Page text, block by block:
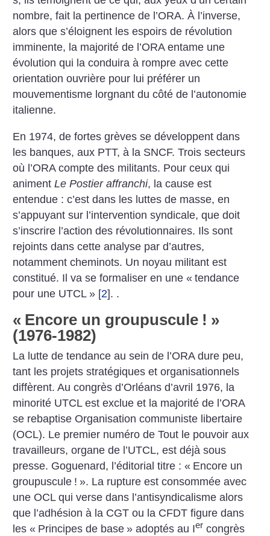
nombre, fait la pertinence de l’ORA. À l’inverse,
alors que s’éloignent les espoirs de révolution
imminente, la majorité de l’ORA entame une
évolution qui la conduira à rompre avec cette
orientation ouvrière pour lui préférer un
mouvementisme lorgnant du côté de l’autonomie
italienne.
En 1974, de fortes grèves se développent dans
les banques, aux PTT, à la SNCF. Trois secteurs
où l’ORA compte des militants. Pour ceux qui
animentLe Postier affranchi, la cause est
entendue : c’est dans les luttes de masse, en
s’appuyant sur l’intervention syndicale, que doit
s’inscrire l’action des révolutionnaires. Ils sont
rejoints dans cette analyse par d’autres,
notamment cheminots. Un noyau militant est
constitué. Il va se formaliser en une « tendance
pour une UTCL » [2]. .
« Encore un groupuscule ! »
(1976-1982)
La lutte de tendance au sein de l’ORA dure peu,
tant les projets stratégiques et organisationnels
diffèrent. Au congrès d’Orléans d’avril 1976, la
minorité UTCL est exclue et la majorité de l’ORA
se rebaptise Organisation communiste libertaire
(OCL). Le premier numéro de Tout le pouvoir aux
travailleurs, organe de l’UTCL, est déjà sous
presse. Goguenard, l’éditorial titre : « Encore un
groupuscule ! ». La rupture est consommée avec
une OCL qui verse dans l’antisyndicalisme alors
que l’adhésion à la CGT ou la CFDT figure dans
les « Principes de base » adoptés au Ier congrès